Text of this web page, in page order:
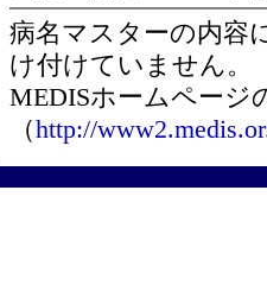
病名マスターの内容
け付けていません。
MEDISホームページ
（http://